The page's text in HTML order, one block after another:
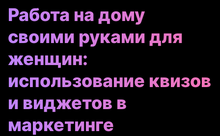
Работа на дому
своими руками для
женщин:
использование квизов
и виджетов в
маркетинге